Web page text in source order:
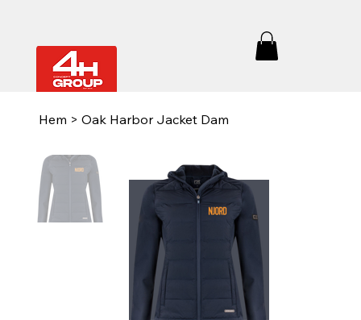
Hem > Oak Harbor Jacket Dam